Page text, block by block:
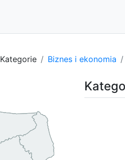
Kategorie Biznes i ekonomia